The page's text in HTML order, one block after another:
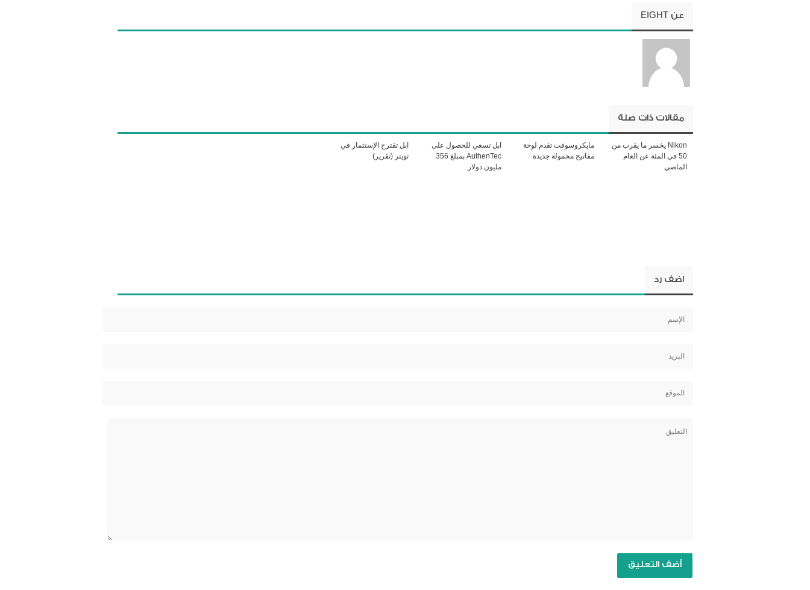
عن EIGHT
مقالات ذات صلة
Nikon يخسر ما يقرب من
50 في المئة عن العام
الماضي
مايكروسوفت تقدم لوحة
مفاتيح محمولة جديدة
ابل تسعي للحصول على
AuthenTec بمبلغ 356
مليون دولار
ابل تقترح الإستثمار في
تويتر (تقرير)
اضف رد